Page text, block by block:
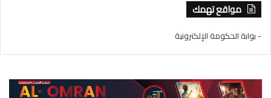
مواقع تهمك
- بوابة الحكومة الإلكترونية